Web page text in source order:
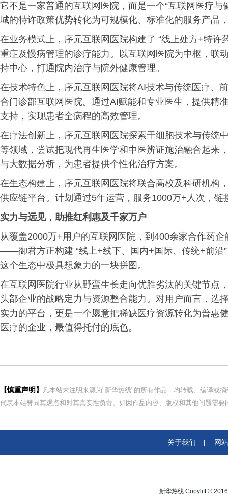
它不是一家普通的互联网医院，而是一个“互联网医疗
城的特许政策优势转化为可规模化、标准化的服务产品
在业务模式上，序元互联网医院构建了 “线上处方+特
重症及慢病管理的诊疗能力。以互联网医院为中枢，联
持中心，打通院内治疗与院外健康管理。
在技术特色上，序元互联网医院将AI技术与传统医疗、
合门诊部互联网医院。通过AI赋能和专业医生，提供精
支持，实现患者全病程的高效管理。
在疗法创新上，序元互联网医院探索干细胞技术与传
等领域，尝试把现代再生医学和中医辨证施治融合起来
与大数据分析，为患者提供个性化治疗方案。
在生态构建上，序元互联网医院将联合高校及科研机构
供应链平台。计划通过5年运营，服务1000万+人次，
实力与远见，助推红利惠及千家万户
从覆盖2000万+用户的互联网医院，到400余家合作药
——御君方正构建 “线上+线下、国内+国际、传统+前沿
这个生态中极具想象力的一块拼图。
在互联网医院行业从野蛮生长走向优胜劣汰的关键节点
头部企业的战略定力与资源整合能力。对用户而言，选
实力的平台，更是一个愿意把稀缺医疗资源转化为普惠
医疗的企业，最值得托付的底色。
【慎重声明】
凡本站未注明来源为"新华热线"的所有作品，均转载、编译或
代表本站赞同其观点和对其真实性负责。如因作品内容、版权和其他问题需
关于我们 网
新华热线 Copylift ©